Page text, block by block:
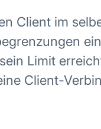
Client im
Limit
Client-